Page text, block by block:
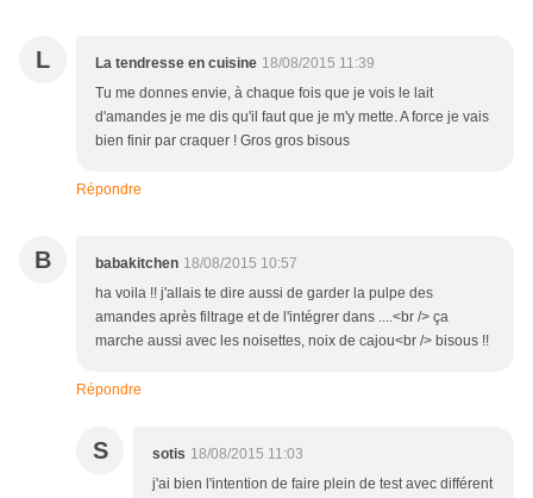
L La tendresse en cuisine 18/08/2015 11:39
Tu me donnes envie, à chaque fois que je vois le lait
d'amandes je me dis qu'il faut que je m'y mette. A force je vais
bien finir par craquer ! Gros gros bisous
Répondre
B babakitchen 18/08/2015 10:57
ha voila !! j'allais te dire aussi de garder la pulpe des
amandes après filtrage et de l'intégrer dans ....<br /> ça
marche aussi avec les noisettes, noix de cajou<br /> bisous !!
Répondre
S sotis 18/08/2015 11:03
j'ai bien l'intention de faire plein de test avec différent